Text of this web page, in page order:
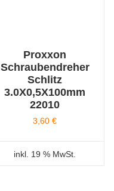
Proxxon
Schraubendreher
Schlitz
3.0X0,5X100mm
22010
3,60€
inkl. 19 % MwSt.